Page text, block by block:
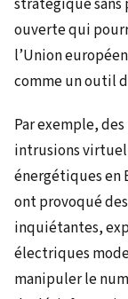
ouverte qui
l’Union
comme un outil
Par exemple,
intrusions
énergétiques en
ont provoqué
inquiétantes,
électriques
manipuler le